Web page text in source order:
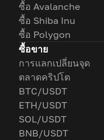
ซื้อ Avalanche
ซื้อ Shiba Inu
ซื้อ Polygon
ซื้อขาย
การแลกเปลี่ยนจุด
ตลาดคริปโต
BTC/USDT
ETH/USDT
SOL/USDT
BNB/USDT